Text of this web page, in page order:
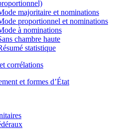
majoritaire et nominations
proportionnel et nominations
à nominations
chambre haute
statistique
corrélations
et formes d’État